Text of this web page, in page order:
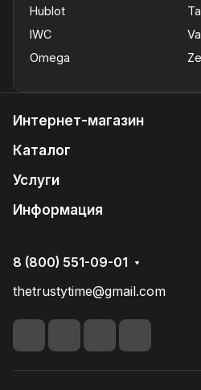
Hublot
IWC
Omega
Интернет-магазин
Каталог
Услуги
Информация
8 (800) 551-09-01
thetrustytime@gmail.com